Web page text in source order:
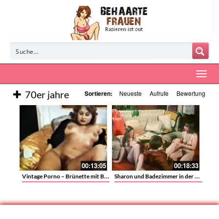
70er jahre Sortieren: Neueste Aufrufe Bewertung
00:13:05
Vintage Porno – Brünette mit Busch
00:18:33
Sharon und Badezimmer in der Öffentlichkeit